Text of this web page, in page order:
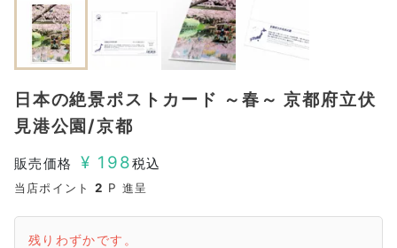
日本の絶景ポストカード ～春～ 京都府立伏
見港公園/京都
販売価格 ¥ 198税込
当店ポイント 2 P 進呈
残りわずかです。